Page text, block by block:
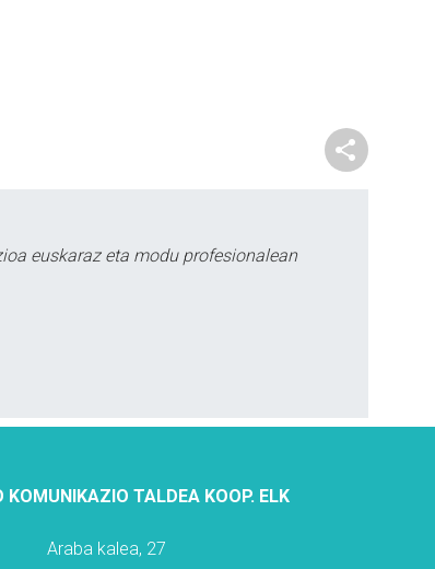
euskaraz eta modu profesionalean
KOMUNIKAZIO TALDEA KOOP. ELK
Araba kalea, 27